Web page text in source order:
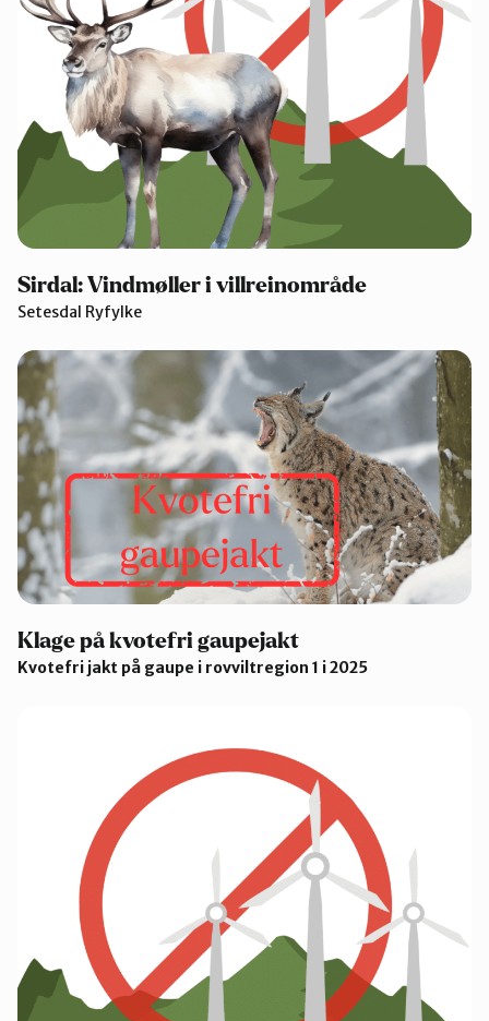
Sirdal: Vindmøller i villreinområde
Setesdal Ryfylke
Klage på kvotefri gaupejakt
Kvotefri jakt på gaupe i rovviltregion 1 i 2025